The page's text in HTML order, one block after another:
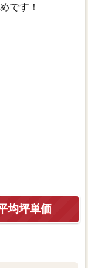
です！
均坪単価